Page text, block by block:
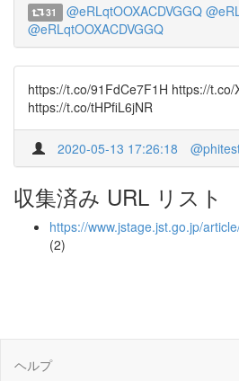
31 @eRLqtOOXACDVGGQ
@eRLqtOOXACDVGGQ
https://t.co/91FdCe7F1H https://t.co/
https://t.co/tHPfiL6jNR
2020-05-13 17:26:18
収集済み URL リスト
https://www.jstage.jst.go.jp/
(2)
ヘルプ